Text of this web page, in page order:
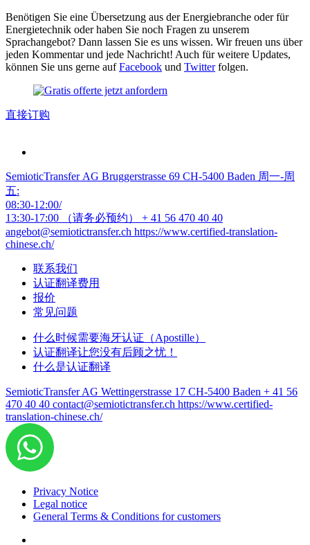
Benötigen Sie eine Übersetzung aus der Energiebranche oder für
Energietechnik oder haben Sie noch Fragen zu unserem
Sprachangebot? Dann lassen Sie es uns wissen. Wir freuen uns über
jeden Kommentar und jede Nachricht! Auch für weitere Updates,
können Sie uns gerne aufFacebook und Twitterfolgen.
直接订购
SemioticTransfer AG Bruggerstrasse 69 CH-5400 Baden 周一-周
五:
08:30-12:00/
13:30-17:00 （请务必预约） + 41 56 470 40 40
angebot@semiotictransfer.ch https://www.certified-translation-
chinese.ch/
联系我们
认证翻译费用
报价
常见问题
什么时候需要海牙认证（Apostille）
认证翻译让您没有后顾之忧！
什么是认证翻译
SemioticTransfer AG Wettingerstrasse 17 CH-5400 Baden + 41 56
470 40 40 contact@semiotictransfer.ch https://www.certified-
translation-chinese.ch/
Privacy Notice
Legal notice
General Terms & Conditions for customers